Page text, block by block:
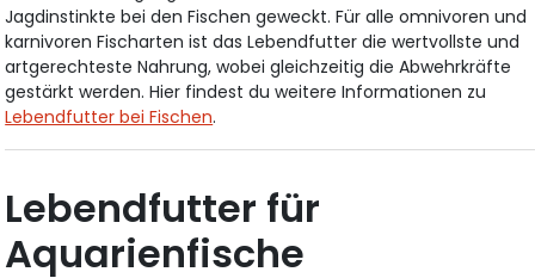
Jagdinstinkte bei den Fischen geweckt. Für alle omnivoren und
karnivoren Fischarten ist das Lebendfutter die wertvollste und
artgerechteste Nahrung, wobei gleichzeitig die Abwehrkräfte
gestärkt werden. Hier findest du weitere Informationen zu
Lebendfutter bei Fischen.
Lebendfutter für
Aquarienfische